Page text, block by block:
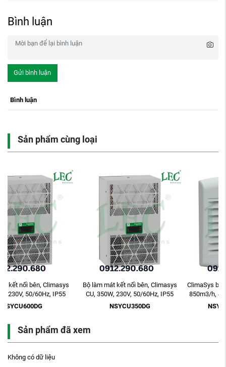
Bình luận
Gửi bình luận
Bình luận
Sản phẩm cùng loại
Bộ làm mát kết nối bên, Climasys
CU, 350W, 230V, 50/60Hz, IP55
NSYCU350DG
ClimaSys buộc phải thông hơi. IP54,
850m3/h, 400V, có lưới thoát nước
NSYCVF850M400PF
Sản phẩm đã xem
Không có dữ liệu